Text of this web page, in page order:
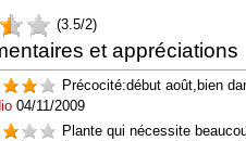
(3.5/2)
et appréciations
Précocité:début août,bien
04/11/2009
Plante qui nécessite